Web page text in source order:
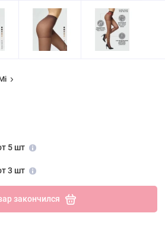
5 шт
3 шт
закончился